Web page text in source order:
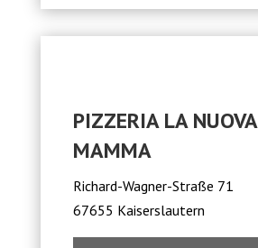
PIZZERIA LA NUOVA
MAMMA
Richard-Wagner-Straße 71
67655 Kaiserslautern